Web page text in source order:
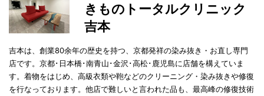
きものトータルクリニック
吉本
吉本は、創業80余年の歴史を持つ、京都発祥の染み抜き・お直し専門
店です。京都･日本橋･南青山･金沢･高松･鹿児島に店舗を構えていま
す。着物をはじめ、高級衣類や鞄などのクリーニング・染み抜きや修復
を行なっております。他店で難しいと言われた品も、最高峰の修復技術